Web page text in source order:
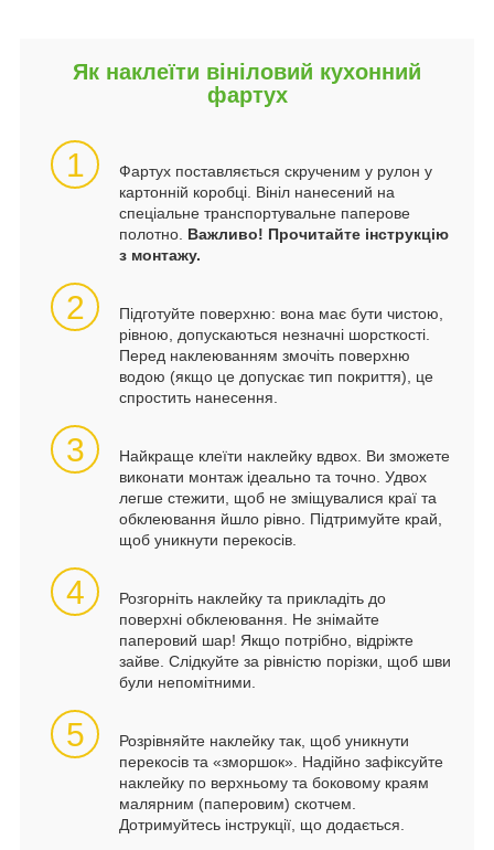
Як наклеїти вініловий кухонний
фартух
1
Фартух поставляється скрученим у рулон у
картонній коробці. Вініл нанесений на
спеціальне транспортувальне паперове
полотно. Важливо! Прочитайте інструкцію
з монтажу.
2
Підготуйте поверхню: вона має бути чистою,
рівною, допускаються незначні шорсткості.
Перед наклеюванням змочіть поверхню
водою (якщо це допускає тип покриття), це
спростить нанесення.
3
Найкраще клеїти наклейку вдвох. Ви зможете
виконати монтаж ідеально та точно. Удвох
легше стежити, щоб не зміщувалися краї та
обклеювання йшло рівно. Підтримуйте край,
щоб уникнути перекосів.
4
Розгорніть наклейку та прикладіть до
поверхні обклеювання. Не знімайте
паперовий шар! Якщо потрібно, відріжте
зайве. Слідкуйте за рівністю порізки, щоб шви
були непомітними.
5
Розрівняйте наклейку так, щоб уникнути
перекосів та «зморшок». Надійно зафіксуйте
наклейку по верхньому та боковому краям
малярним (паперовим) скотчем.
Дотримуйтесь інструкції, що додається.